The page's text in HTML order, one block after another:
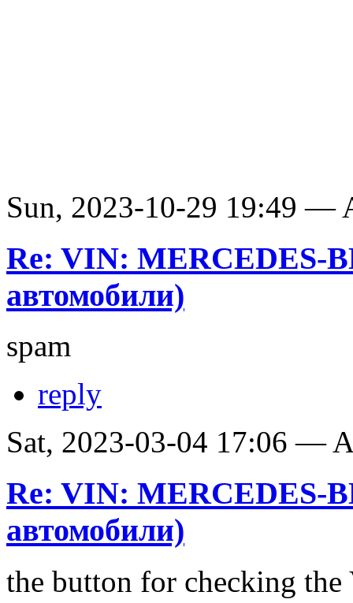
Sun, 2023-10-29 19:49 —
Re: VIN: MERCEDES-
автомобили)
spam
reply
Sat, 2023-03-04 17:06 —
Re: VIN: MERCEDES-
автомобили)
the button for checking